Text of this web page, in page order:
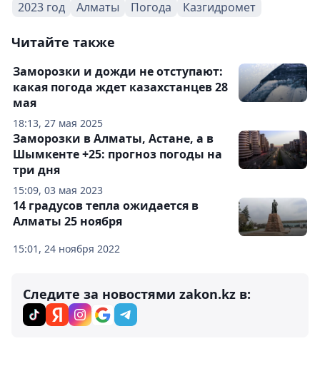
2023 год Алматы Погода Казгидромет
Читайте также
18:13, 27 мая 2025
Заморозки и дожди не отступают:
какая погода ждет казахстанцев 28
мая
15:09, 03 мая 2023
Заморозки в Алматы, Астане, а в
Шымкенте +25: прогноз погоды на
три дня
15:01, 24 ноября 2022
14 градусов тепла ожидается в
Алматы 25 ноября
Следите за новостями zakon.kz в: